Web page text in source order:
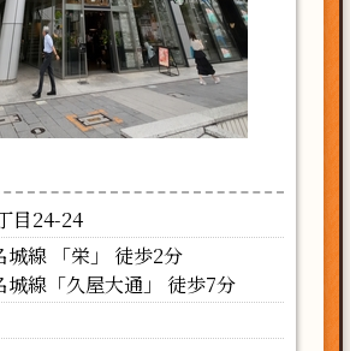
目24-24
城線 「栄」 徒歩2分
城線「久屋大通」 徒歩7分